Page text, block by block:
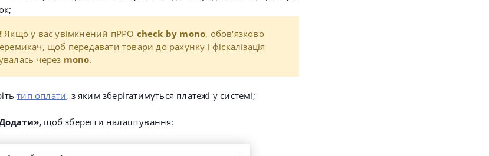
Якщо у вас увімкнений пРРО check by mono, обов'язково
щоб передавати товари до рахунку і фіскалізація
через mono.
тип оплати, з яким зберігатимуться платежі у системі;
щоб зберегти налаштування: